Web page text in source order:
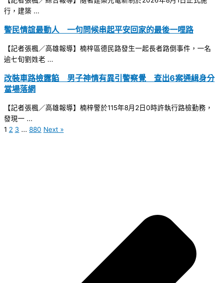
行，建築 ...
警民情誼最動人 一句問候串起平安回家的最後一哩路
【記者張楓／高雄報導】楠梓區德民路發生一起長者路倒事件，一名
逾七旬劉姓老 ...
改裝車路檢露餡 男子神情有異引警察覺 查出6案通緝身分
當場落網
【記者張楓／高雄報導】楠梓警於115年8月2日0時許執行路檢勤務，
發現一 ...
1 2 3 ... 880 Next »